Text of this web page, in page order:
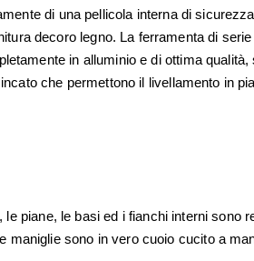
di una pellicola interna di
decoro legno. La ferramenta di
in alluminio e di ottima
che permettono il livellamento in
piane, le basi ed i fianchi interni sono
sono in vero cuoio cucito a